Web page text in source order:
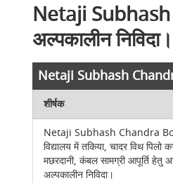
Netaji Subhash
अल्पकालीन निविदा।
Netaji Subhash Chandra
शीर्षक
Netaji Subhash Chandra
विद्यालय में तकिया, चादर विथ पिलो
मछरदानी, कंबल सामग्री आपूर्ति हेतु
अल्पकालीन निविदा।